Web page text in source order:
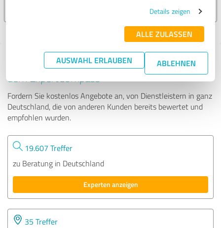
Details zeigen
ALLE ZULASSEN
AUSWAHL ERLAUBEN ABLEHNEN
Tipp: Die passenden Experten finden - mit
dem ExpertCompass
Fordern Sie kostenlos Angebote an, von Dienstleistern in ganz
Deutschland, die von anderen Kunden bereits bewertet und
empfohlen wurden.
19.607 Treffer
zu Beratung in Deutschland
Experten anzeigen
35 Treffer